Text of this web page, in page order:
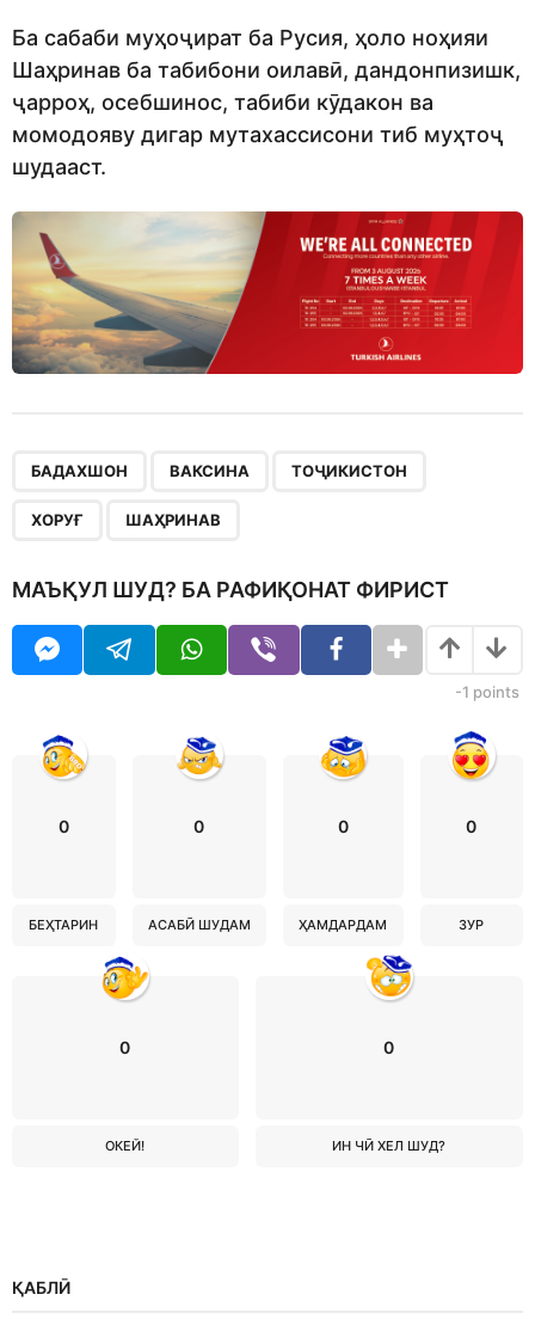
Ба сабаби муҳоҷират ба Русия, ҳоло ноҳияи
Шаҳринав ба табибони оилавӣ, дандонпизишк,
ҷарроҳ, осебшинос, табиби кӯдакон ва
момодояву дигар мутахассисони тиб муҳтоҷ
шудааст.
БАДАХШОН ВАКСИНА ТОҶИКИСТОН
ХОРУҒ ШАҲРИНАВ
МАЪҚУЛ ШУД? БА РАФИҚОНАТ ФИРИСТ
-1 points
0
БЕҲТАРИН
0
АСАБӢ ШУДАМ
0
ҲАМДАРДАМ
0
ЗУР
0
ОКЕЙ!
0
ИН ЧӢ ХЕЛ ШУД?
ҚАБЛӢ